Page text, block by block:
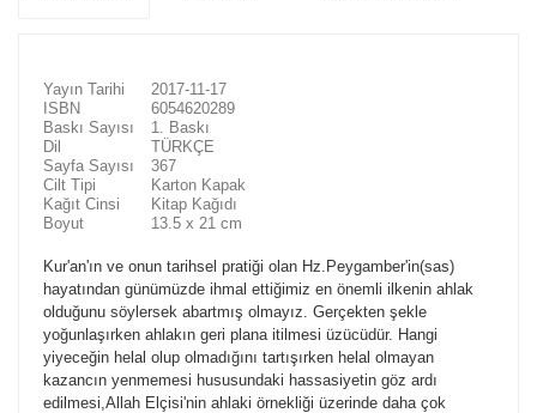
Yayın Tarihi
2017-11-17
ISBN
6054620289
Baskı Sayısı
1. Baskı
Dil
TÜRKÇE
Sayfa Sayısı
367
Cilt Tipi
Karton Kapak
Kağıt Cinsi
Kitap Kağıdı
Boyut
13.5 x 21 cm
Kur'an'ın ve onun tarihsel pratiği olan Hz.Peygamber'in(sas)
hayatından günümüzde ihmal ettiğimiz en önemli ilkenin ahlak
olduğunu söylersek abartmış olmayız. Gerçekten şekle
yoğunlaşırken ahlakın geri plana itilmesi üzücüdür. Hangi
yiyeceğin helal olup olmadığını tartışırken helal olmayan
kazancın yenmemesi hususundaki hassasiyetin göz ardı
edilmesi,Allah Elçisi'nin ahlaki örnekliği üzerinde daha çok